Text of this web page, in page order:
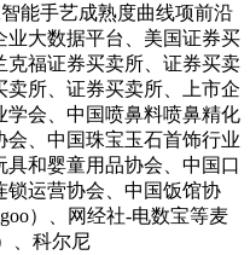
能手艺成熟度曲线项前沿
大数据平台、美国证券买
福证券买卖所、证券买卖
卖所、证券买卖所、上市企
学会、中国喷鼻料喷鼻精化
、中国珠宝玉石首饰行业
和婴童用品协会、中国口
锁运营协会、中国饭馆协
）、网经社-电数宝等麦
、科尔尼